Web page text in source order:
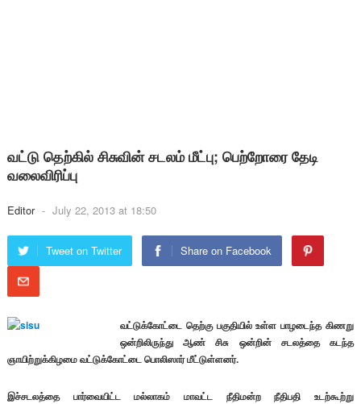
வட்டு தெற்கில் சிசுவின் சடலம் மீட்பு; பெற்றோரை தேடி
வலைவிரிப்பு
Editor - July 22, 2013 at 18:50
Tweet on Twitter Share on Facebook
வட்டுக்கோட்டை தெற்கு பகுதியில் உள்ள பாழடைந்த கிணறு
ஒன்றிலிருந்து ஆண் சிசு ஒன்றின் சடலத்தை கடந்த
ஞாயிற்றுக்கிழமை வட்டுக்கோட்டை பொலிஸார் மீட்டுள்ளனர்.
இச்சடலத்தை பார்வையிட்ட மல்லாகம் மாவட்ட நீதிமன்ற நீதிபதி உடற்கூற்று